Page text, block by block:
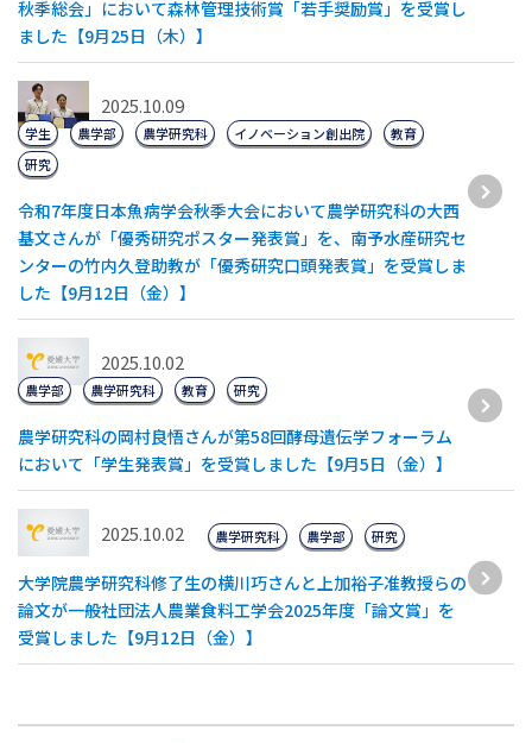
秋季総会」において森林管理技術賞「若手奨励賞」を受賞し
ました【9月25日（木）】
2025.10.09
令和7年度日本魚病学会秋季大会において農学研究科の大西
基文さんが「優秀研究ポスター発表賞」を、南予水産研究セ
ンターの竹内久登助教が「優秀研究口頭発表賞」を受賞しま
した【9月12日（金）】
学生 農学部 農学研究科 イノベーション創出院
教育
研究
2025.10.02
農学研究科の岡村良悟さんが第58回酵母遺伝学フォーラム
において「学生発表賞」を受賞しました【9月5日（金）】
農学部 農学研究科 教育 研究
2025.10.02
大学院農学研究科修了生の横川巧さんと上加裕子准教授らの
論文が一般社団法人農業食料工学会2025年度「論文賞」を
受賞しました【9月12日（金）】
農学研究科 農学部 研究